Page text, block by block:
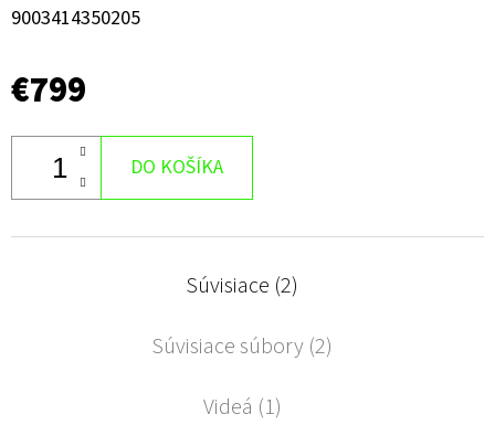
9003414350205
€799
DO KOŠÍKA
Súvisiace (2)
Súvisiace súbory (2)
Videá (1)